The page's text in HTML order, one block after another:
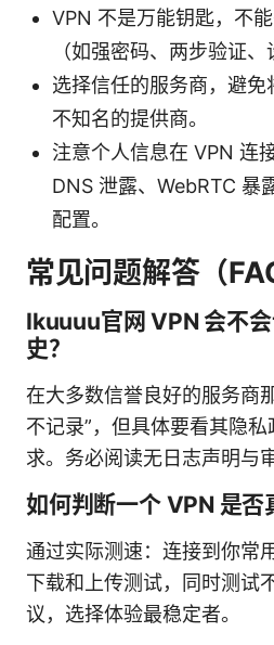
VPN 不是万能钥匙，不
（如强密码、两步验证、
选择信任的服务商，避
不知名的提供商。
注意个人信息在 VPN 连
DNS 泄露、WebRTC 暴
配置。
常见问题解答（
Ikuuuu官网 VPN 会不
史？
在大多数信誉良好的服务商
不记录”，但具体要看其隐
求。务必阅读无日志声明与
如何判断一个 VPN 是否
通过实际测速：连接到你常
下载和上传测试，同时测试
议，选择体验最稳定者。